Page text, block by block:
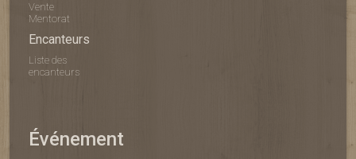
Vente
Mentorat
Encanteurs
Liste des
encanteurs
Événement